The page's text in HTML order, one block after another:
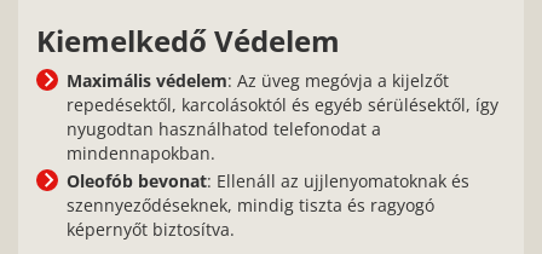
Kiemelkedő Védelem
Maximális védelem: Az üveg megóvja a kijelzőt
repedésektől, karcolásoktól és egyéb sérülésektől, így
nyugodtan használhatod telefonodat a
mindennapokban.
Oleofób bevonat: Ellenáll az ujjlenyomatoknak és
szennyeződéseknek, mindig tiszta és ragyogó
képernyőt biztosítva.